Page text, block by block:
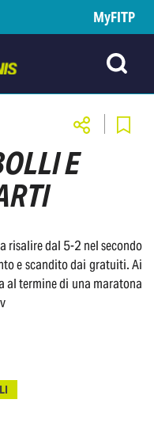
MyFITP
E
risalire dal 5-2 nel secondo
e scandito dai gratuiti. Ai
al termine di una maratona